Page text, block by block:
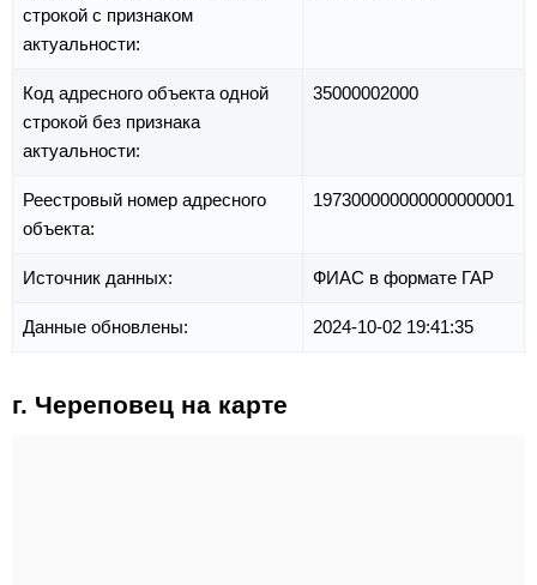
строкой с признаком
актуальности:
Код адресного объекта одной
строкой без признака
актуальности:
35000002000
Реестровый номер адресного
объекта:
197300000000000000001
Источник данных: ФИАС в формате ГАР
Данные обновлены: 2024-10-02 19:41:35
г. Череповец на карте